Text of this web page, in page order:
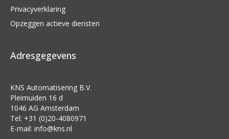
Privacyverklaring
Opzeggen actieve diensten
Adresgegevens
KNS Automatisering B.V.
Pleimuiden 16 d
1046 AG Amsterdam
Tel: +31 (0)20-4080971
E-mail: info@kns.nl